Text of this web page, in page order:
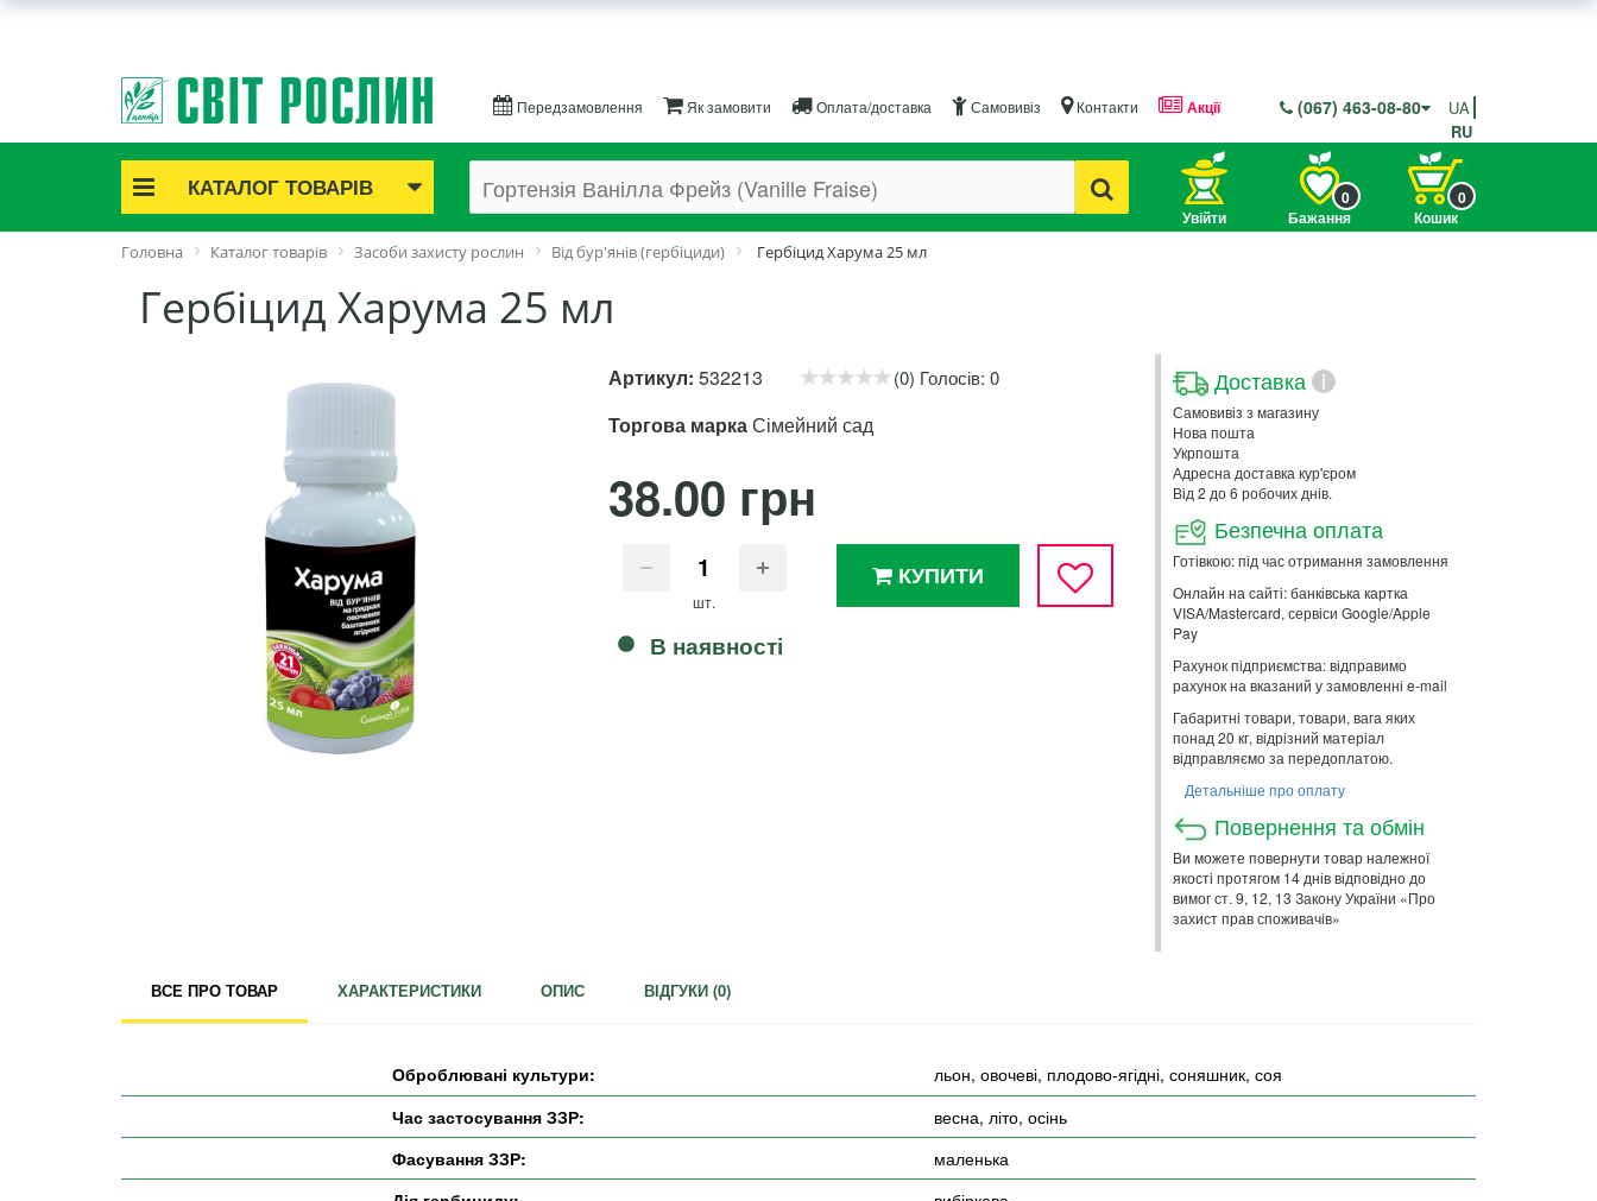
Передзамовлення Як замовити Оплата/доставка Самовивіз Контакти Акції (067) 463-08-80
UA
RU
КАТАЛОГ ТОВАРІВ
Акційні товари
Cаджанці троянд
Саджанці плодово-ягідні
Насіннєва картопля
Саджанці декоративні
Засоби захисту рослин
Для ландшафтного дизайну
Інструменти та інвентар
Увійти Бажання
0
Кошик
0
Головна Каталог товарів Засоби захисту рослин Від бур'янів (гербіциди) Гербіцид Харума 25 мл
Гербіцид Харума 25 мл
Артикул: 532213 (0) Голосів: 0
Торгова маркаСімейний сад
38.00 грн
шт.
КУПИТИ
В наявності
Доставка i
Самовивіз з магазину
Нова пошта
Укрпошта
Адресна доставка кур'єром
Від 2 до 6 робочих днів.
Безпечна оплата
Готівкою: під час отримання замовлення
Онлайн на сайті: банківська картка
VISA/Mastercard, сервіси Google/Apple
Pay
Рахунок підприємства: відправимо
рахунок на вказаний у замовленні e-mail
Габаритні товари, товари, вага яких
понад 20 кг, відрізний матеріал
відправляємо за передоплатою.
Детальніше про оплату
Повернення та обмін
Ви можете повернути товар належної
якості протягом 14 днів відповідно до
вимог ст. 9, 12, 13 Закону України «Про
захист прав споживачів»
ВСЕ ПРО ТОВАР ХАРАКТЕРИСТИКИ ОПИС ВІДГУКИ (0)
Оброблювані культури:
льон, овочеві, плодово-ягідні, соняшник, соя
Час застосування ЗЗР:
весна, літо, осінь
Фасування ЗЗР:
маленька